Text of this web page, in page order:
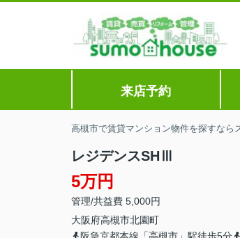
来店予約
高槻市で賃貸マンション物件を探すなら
レジデンスSHⅢ
5万円
管理/共益費 5,000円
大阪府高槻市北園町